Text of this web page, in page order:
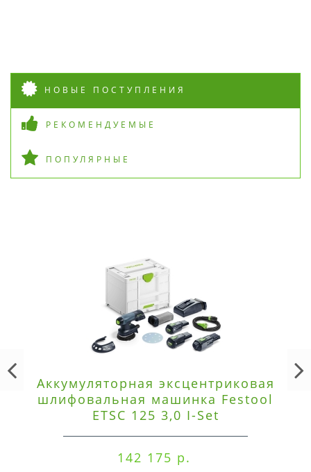
НОВЫЕ ПОСТУПЛЕНИЯ
РЕКОМЕНДУЕМЫЕ
ПОПУЛЯРНЫЕ
Аккумуляторная эксцентриковая
шлифовальная машинка Festool
ETSC 125 3,0 I-Set
142 175 р.